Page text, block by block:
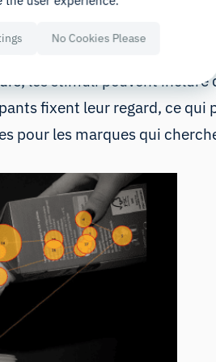
les stimuli peuvent
fixent leur regard, ce qui
pour les marques qui
No Cookies Please